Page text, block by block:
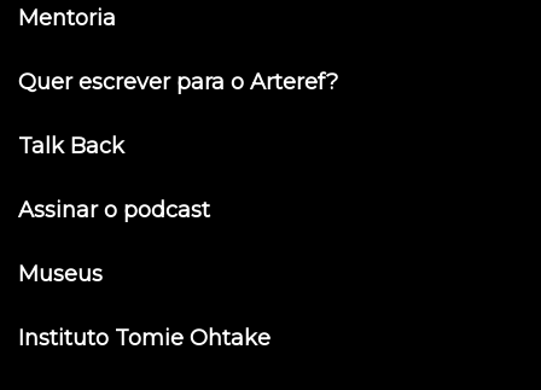
Mentoria
Quer escrever para o Arteref?
Talk Back
Assinar o podcast
Museus
Instituto Tomie Ohtake